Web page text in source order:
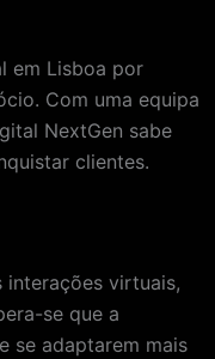
em Lisboa por
Com uma equipa
NextGen sabe
clientes.
virtuais,
se que a
se adaptarem mais